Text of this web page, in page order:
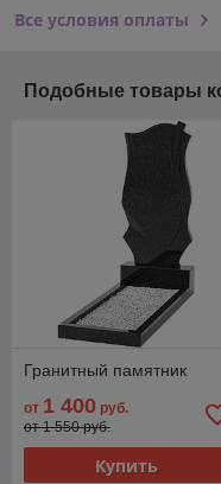
Все условия оплаты
Подобные товары
Гранитный памятник
от 1 400 руб.
от 1 550 руб.
Купить